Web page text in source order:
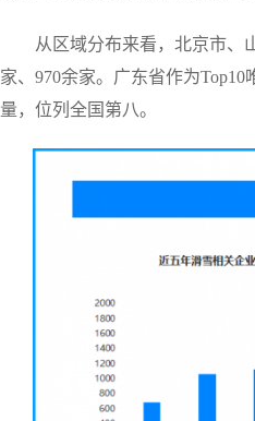
从区域分布来看，北京市、
家、970余家。广东省作为
量，位列全国第八。